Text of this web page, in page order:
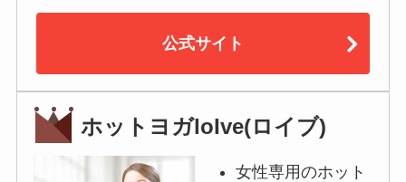
公式サイト
ホットヨガloIve(ロイブ)
女性専用のホット